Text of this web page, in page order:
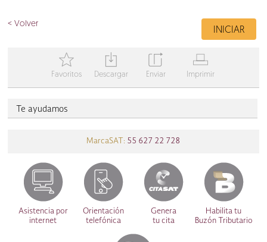
< Volver
INICIAR
T
Favoritos
Y
Descargar
Z
Enviar
V
Imprimir
Te ayudamos
MarcaSAT: 55 627 22 728
Asistencia por
internet
Orientación
telefónica
Genera
tu cita
Habilita tu
Buzón Tributario